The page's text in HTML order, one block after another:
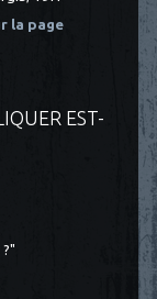
la page
EST-